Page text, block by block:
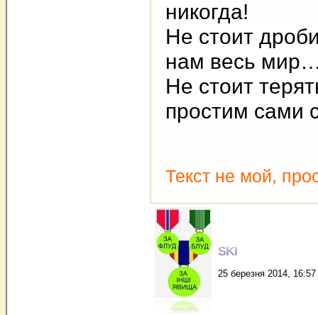
никогда!
Не стоит
нам весь
Не стоит
простим сами
Текст не мой,
SKI
25 березня 2014, 16:57